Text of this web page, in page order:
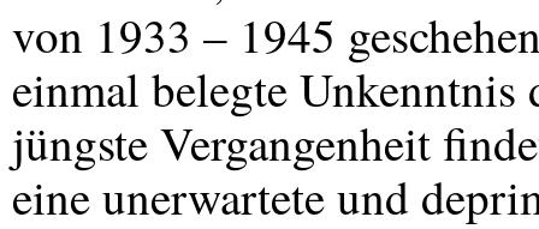
von 1933 – 1945
einmal belegte Unkenntnis
jüngste Vergangenheit
eine unerwartete und